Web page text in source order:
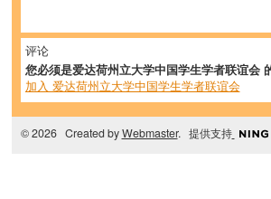
评论
您必须是爱达荷州立大学中国学生学者联谊会
加入 爱达荷州立大学中国学生学者联谊会
© 2026 Created byWebmaster. 提供支持